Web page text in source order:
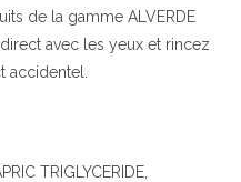
de la gamme ALVERDE
avec les yeux et rincez
TRIGLYCERIDE,